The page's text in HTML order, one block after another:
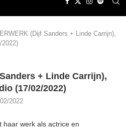
(Dijf Sanders + Linde Carrijn),
2022)
+ Linde Carrijn),
(17/02/2022)
2022
haar werk als actrice en